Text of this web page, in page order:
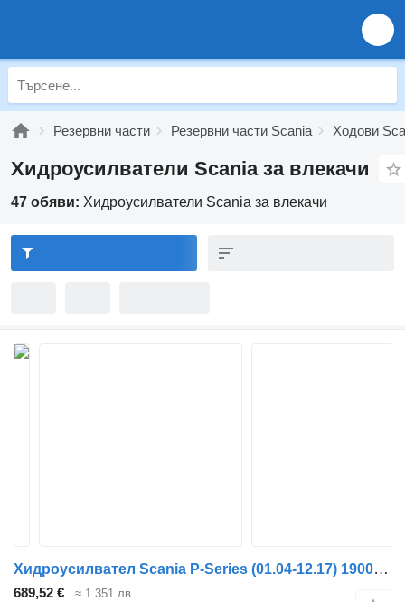
Резервни части Резервни части Scania Ходови
Хидроусилватели Scania за влекачи
47 обяви: Хидроусилватели Scania за влекачи
Хидроусилвател Scania P-Series (01.04-12.17) 19000543 600021 за влекач Scania P,G,R,T-series (2004-2017)
689,52 € ≈ 1 351 лв.